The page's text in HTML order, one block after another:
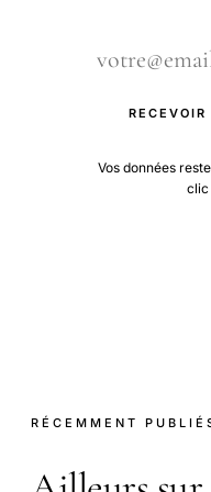
Vos données
clic
RÉCEMMENT